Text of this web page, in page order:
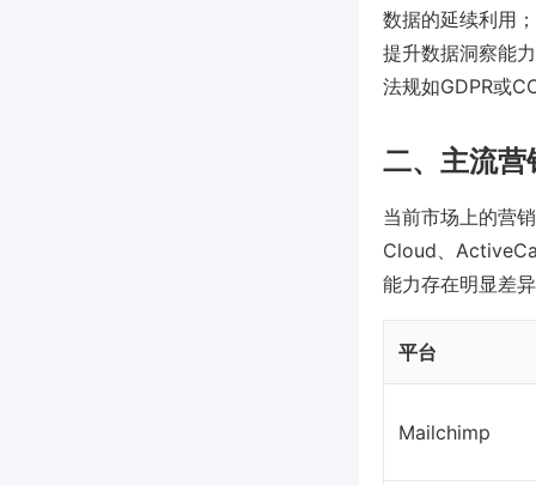
数据的延续利用
提升数据洞察能
法规如GDPR或
二、主流营
当前市场上的营
Cloud、
能力存在明显差
平台
Mailchimp